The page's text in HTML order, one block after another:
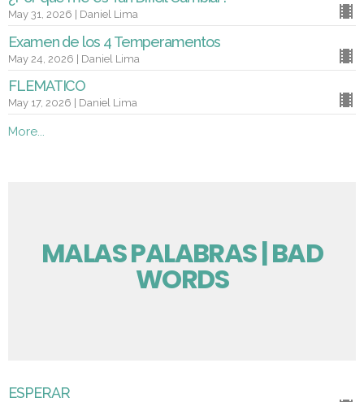
May 31, 2026 | Daniel Lima
Examen de los 4 Temperamentos
May 24, 2026 | Daniel Lima
FLEMATICO
May 17, 2026 | Daniel Lima
More...
MALAS PALABRAS | BAD
WORDS
ESPERAR